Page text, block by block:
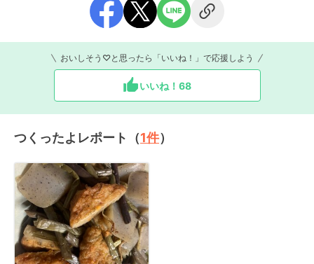
おいしそう♡と思ったら「いいね！」で応援しよう
いいね！ 68
つくったよレポート（1件）